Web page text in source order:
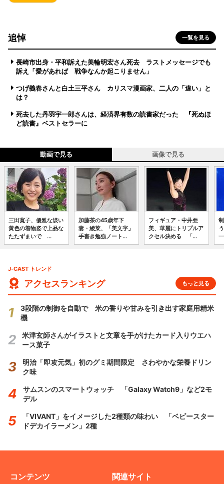
追悼 一覧を見る
長崎市出身・平和訴えた美輪明宏さん死去 ラストメッセージでも
訴え「愛があれば 戦争なんか起こりません」
つげ義春さんと白土三平さん カリスマ漫画家、二人の「違い」と
は？
死去した丹羽宇一郎さんは、経済界有数の読書家だった 『死ぬほ
ど読書』ベストセラーに
動画で見る 画像で見る
三田寛子、優雅な淡い
黄色の着物姿で上品な
たたずまいで ...
加藤茶の45歳年下
妻・綾菜、「美文字」
手書き勉強ノート...
フィギュア・中井亜
美、華麗にトリプルア
クセル決める 「...
J-CAST トレンド
アクセスランキング もっと見る
3段階の制御を自動で 米の香りや甘みを引き出す家庭用精米
機
米津玄師さんがイラストと文章を手がけたカード入りウエハ
ース菓子
明治「即攻元気」初のグミ期間限定 さわやかな栄養ドリン
ク味
サムスンのスマートウォッチ 「Galaxy Watch9」など2モ
デル
「VIVANT」をイメージした2種類の味わい 「ベビースター
ドデカイラーメン」2種
コンテンツ 関連サイト